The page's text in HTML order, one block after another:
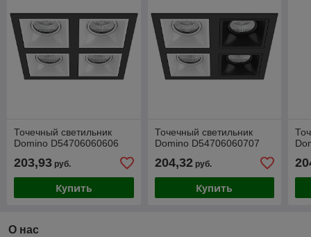
Точечный светильник
Domino D54706060606
203,93 руб.
Купить
Точечный светильник
Domino D54706060707
204,32руб.
Купить
О нас